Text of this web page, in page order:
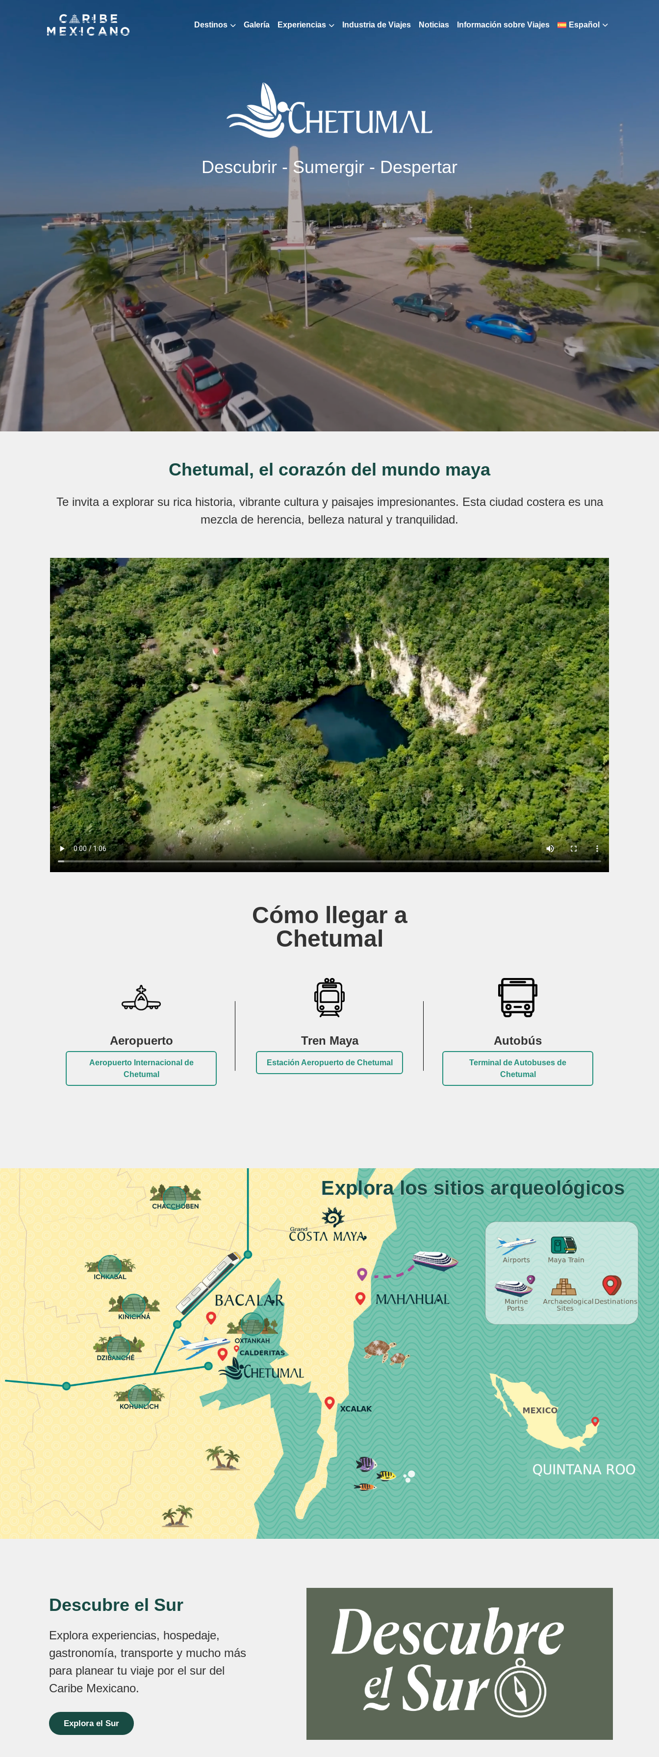
Destinos Galería Experiencias Industria de Viajes Noticias Información sobre Viajes Español
Descubrir - Sumergir - Despertar
Chetumal, el corazón del mundo maya
Te invita a explorar su rica historia, vibrante cultura y paisajes impresionantes. Esta ciudad costera es una
mezcla de herencia, belleza natural y tranquilidad.
Cómo llegar a
Chetumal
Aeropuerto
Aeropuerto Internacional de
Chetumal
Tren Maya
Estación Aeropuerto de Chetumal
Autobús
Terminal de Autobuses de
Chetumal
Explora los sitios arqueológicos
Descubre el Sur
Explora experiencias, hospedaje,
gastronomía, transporte y mucho más
para planear tu viaje por el sur del
Caribe Mexicano.
Explora el Sur